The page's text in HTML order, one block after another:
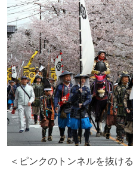
＜ピンクのトンネルを抜け